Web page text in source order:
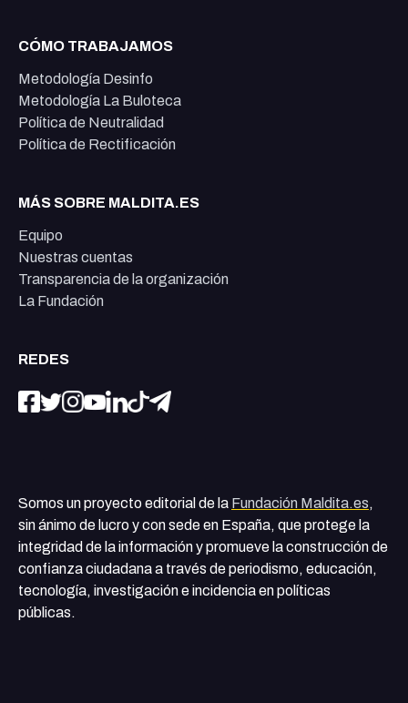
CÓMO TRABAJAMOS
Metodología Desinfo
Metodología La Buloteca
Política de Neutralidad
Política de Rectificación
MÁS SOBRE MALDITA.ES
Equipo
Nuestras cuentas
Transparencia de la organización
La Fundación
REDES
Somos un proyecto editorial de la Fundación Maldita.es,
sin ánimo de lucro y con sede en España, que protege la
integridad de la información y promueve la construcción de
confianza ciudadana a través de periodismo, educación,
tecnología, investigación e incidencia en políticas
públicas.